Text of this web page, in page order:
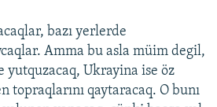
bazı yerlerde
Amma bu asla müim degil,
yutquzacaq, Ukrayina ise öz
topraqlarını qaytaracaq. O bunı